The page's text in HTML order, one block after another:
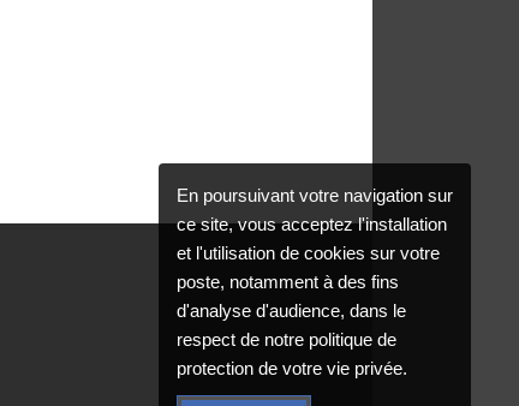
En poursuivant votre navigation sur
ce site, vous acceptez l'installation
et l'utilisation de cookies sur votre
poste, notamment à des fins
d'analyse d'audience, dans le
respect de notre politique de
protection de votre vie privée.